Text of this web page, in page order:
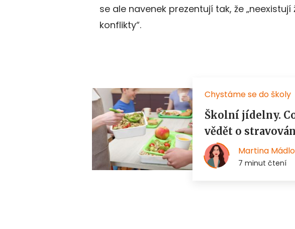
se ale navenek prezentují tak, že
konflikty“.